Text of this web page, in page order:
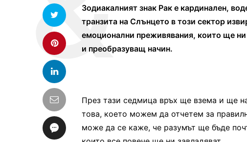
Зодиакалният знак Рак е кардинален,
транзита на Слънцето в този сектор
емоционални преживявания, които ще
и преобразуващ начин.
През тази седмица връх ще взема и ще
това, което можем да отчетем за
може да се каже, че разумът ще бъде